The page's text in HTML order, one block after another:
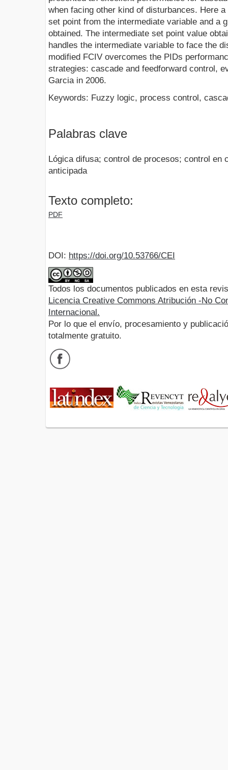
when facing other kind of disturbances. Here
set point from the intermediate variable and a
obtained. The intermediate set point value
handles the intermediate variable to face the
modified FCIV overcomes the PIDs
strategies: cascade and feedforward control,
Garcia in 2006.
Keywords: Fuzzy logic, process control,
Palabras clave
Lógica difusa; control de procesos; control en
anticipada
Texto completo:
PDF
DOI: https://doi.org/10.53766/CEI
Todos los documentos publicados en esta
Licencia Creative Commons Atribución -No
Internacional.
Por lo que el envío, procesamiento y
totalmente gratuito.